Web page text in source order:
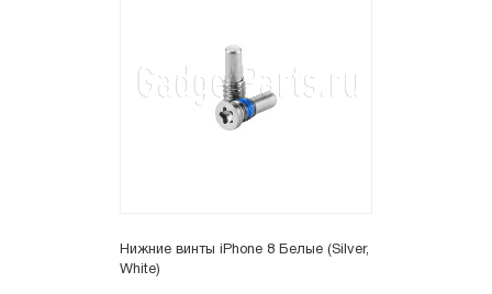
Нижние винты iPhone 8 Белые (Silver,
White)